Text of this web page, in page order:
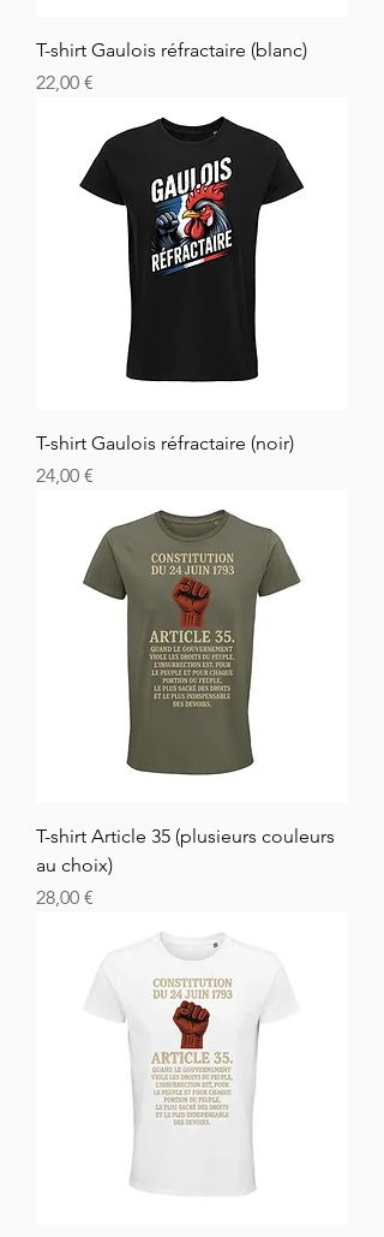
T-shirt Gaulois réfractaire (blanc)
Cena
22,00 €
T-shirt Gaulois réfractaire (noir)
Cena
24,00 €
T-shirt Article 35 (plusieurs couleurs
au choix)
Cena
28,00 €